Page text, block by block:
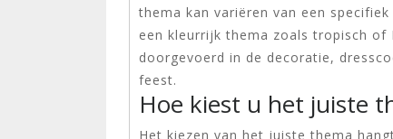
thema kan variëren van een
een kleurrijk thema zoals tropisch of
doorgevoerd in de decoratie,
feest.
Hoe kiest u het juiste
Het kiezen van het juiste thema